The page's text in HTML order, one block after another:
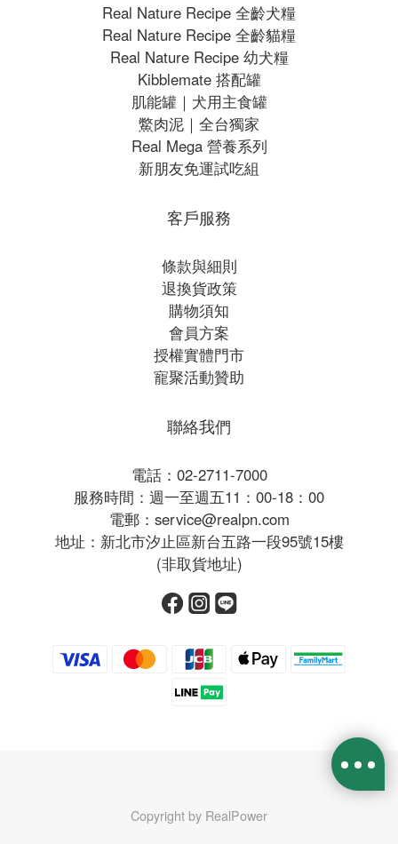
Real Nature Recipe 全齡犬糧
Real Nature Recipe 全齡貓糧
Real Nature Recipe 幼犬糧
Kibblemate 搭配罐
肌能罐｜犬用主食罐
鱉肉泥｜全台獨家
Real Mega 營養系列
新朋友免運試吃組
客戶服務
條款與細則
退換貨政策
購物須知
會員方案
授權實體門市
寵聚活動贊助
聯絡我們
電話：02-2711-7000
服務時間：週一至週五11：00-18：00
電郵：service@realpn.com
地址：新北市汐止區新台五路一段95號15樓
(非取貨地址)
Copyright by RealPower